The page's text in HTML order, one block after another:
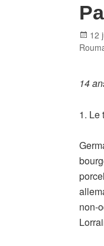
on
12
14
1. Le
non-